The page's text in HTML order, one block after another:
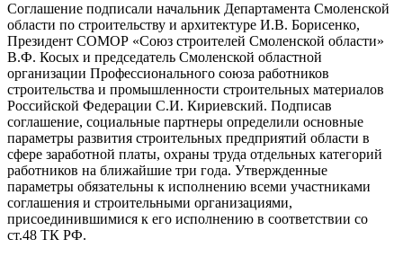
Соглашение подписали начальник Департамента Смоленской
области по строительству и архитектуре И.В. Борисенко,
Президент СОМОР «Союз строителей Смоленской области»
В.Ф. Косых и председатель Смоленской областной
организации Профессионального союза работников
строительства и промышленности строительных материалов
Российской Федерации С.И. Кириевский. Подписав
соглашение, социальные партнеры определили основные
параметры развития строительных предприятий области в
сфере заработной платы, охраны труда отдельных категорий
работников на ближайшие три года. Утвержденные
параметры обязательны к исполнению всеми участниками
соглашения и строительными организациями,
присоединившимися к его исполнению в соответствии со
ст.48 ТК РФ.